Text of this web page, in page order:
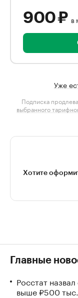
900 ₽ в
Уже
Подписка
выбранного
Хотите
Главные
Росстат
выше ₽500 тыс.